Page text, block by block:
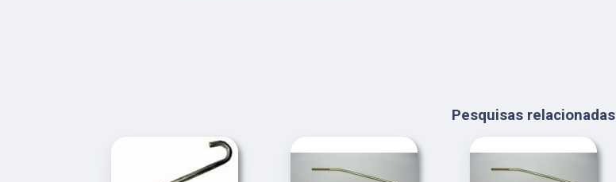
Pesquisas relacionadas